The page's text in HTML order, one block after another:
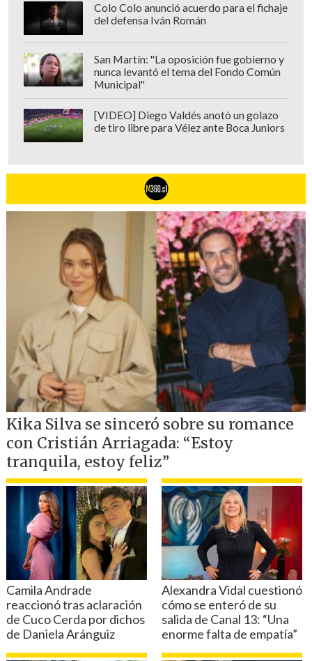
Colo Colo anunció acuerdo para el fichaje
del defensa Iván Román
San Martín: "La oposición fue gobierno y
nunca levantó el tema del Fondo Común
Municipal"
[VIDEO] Diego Valdés anotó un golazo
de tiro libre para Vélez ante Boca Juniors